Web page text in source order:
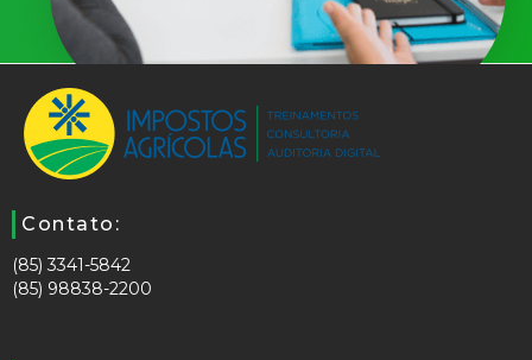
Contato:
(85) 3341-5842
(85) 98838-2200